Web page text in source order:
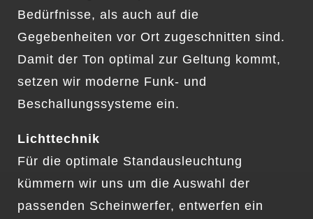
Bedürfnisse, als auch auf die
Gegebenheiten vor Ort zugeschnitten sind.
Damit der Ton optimal zur Geltung kommt,
setzen wir moderne Funk- und
Beschallungssysteme ein.
Lichttechnik
Für die optimale Standausleuchtung
kümmern wir uns um die Auswahl der
passenden Scheinwerfer, entwerfen ein